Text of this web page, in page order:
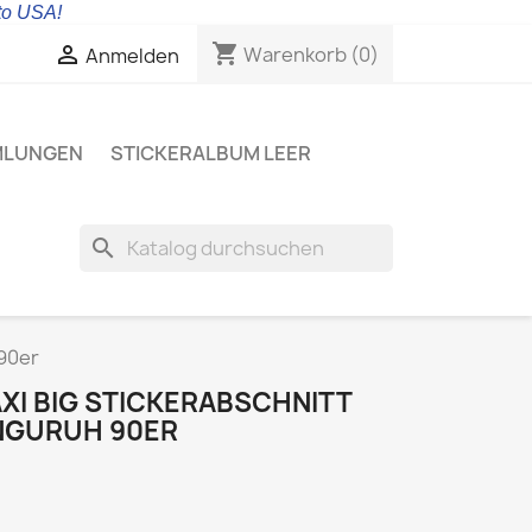
USA!
 Anmelden shopping_cart Warenkorb (0)
STICKERALBUM LEER
search
BIG STICKERABSCHNITT
90ER